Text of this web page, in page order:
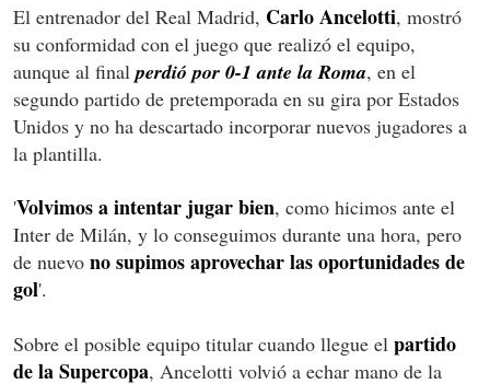
El entrenador del Real Madrid, Carlo Ancelotti, mostró
su conformidad con el juego que realizó el equipo,
aunque al final perdió por 0-1 ante la Roma, en el
segundo partido de pretemporada en su gira por Estados
Unidos y no ha descartado incorporar nuevos jugadores a
la plantilla.
'Volvimos a intentar jugar bien, como hicimos ante el
Inter de Milán, y lo conseguimos durante una hora, pero
de nuevo no supimos aprovechar las oportunidades de
gol'.
Sobre el posible equipo titular cuando llegue el partido
de la Supercopa, Ancelotti volvió a echar mano de la